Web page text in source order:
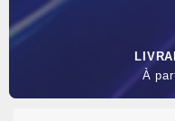
À